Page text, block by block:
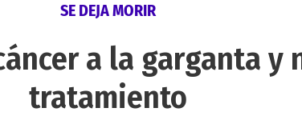
SE DEJA MORIR
a la garganta y
tratamiento